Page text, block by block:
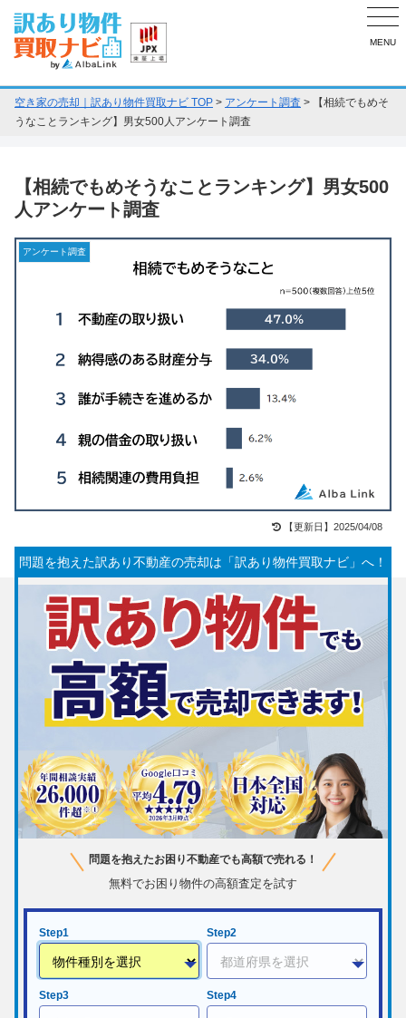
MENU
空き家の売却｜訳あり物件買取ナビ TOP > アンケート調査 >
【相続でもめそ
うなことランキング】男女500人アンケート調査
【相続でもめそうなことランキング】男女500
人アンケート調査
アンケート調査
【更新日】2025/04/08
問題を抱えた訳あり不動産の売却は「訳あり物件買取ナビ」へ！
問題を抱えたお困り不動産でも高額で売れる！
無料でお困り物件の高額査定を試す
Step1 Step2
Step3 Step4